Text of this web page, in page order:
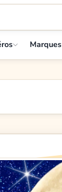
Marques